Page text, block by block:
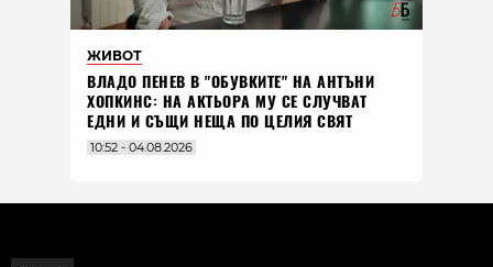
ЖИВОТ
ВЛАДO ПЕНЕВ В "ОБУВКИТЕ" НА АНТЪНИ
ХОПКИНС: НА АКТЬОРА МУ СЕ СЛУЧВАТ
ЕДНИ И СЪЩИ НЕЩА ПО ЦЕЛИЯ СВЯТ
10:52 - 04.08.2026